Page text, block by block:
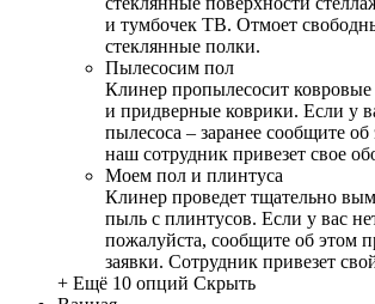
и тумбочек ТВ. Отмоет
стеклянные полки.
Пылесосим пол
Клинер пропылесосит
и придверные коврики. Если у
пылесоса – заранее сообщите об
наш сотрудник привезет свое
Моем пол и плинтуса
Клинер проведет тщательно
пыль с плинтусов. Если у вас
пожалуйста, сообщите об этом
заявки. Сотрудник привезет
+ Ещё 10 опций Скрыть